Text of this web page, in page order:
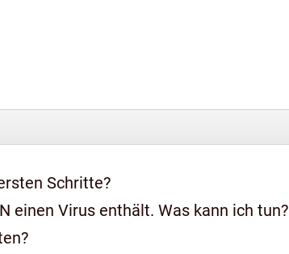
Schritte?
einen Virus enthält. Was kann ich tun?